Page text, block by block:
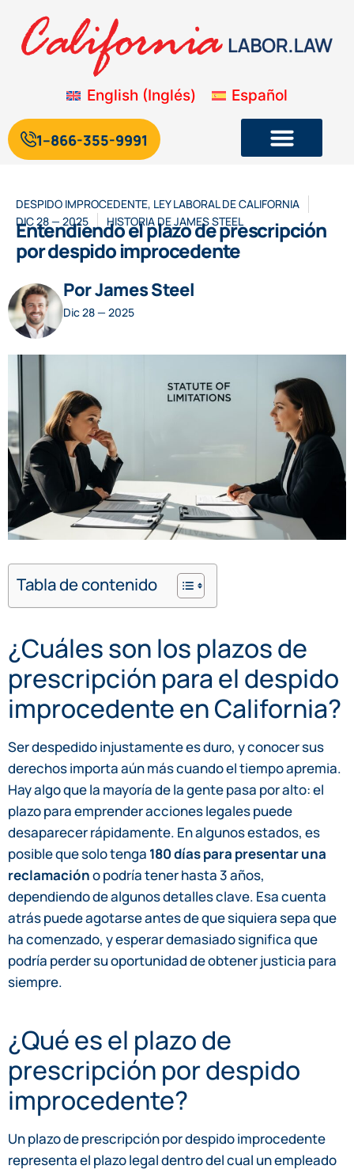
English (Inglés) Español
1--866-355-9991
DESPIDO IMPROCEDENTE, LEY LABORAL DE CALIFORNIA
DIC 28 — 2025
HISTORIA DEJAMES STEEL
Entendiendo el plazo de prescripción
por despido improcedente
Por James Steel
Dic 28 — 2025
Tabla de contenido
¿Cuáles son los plazos de
prescripción para el despido
improcedente en California?
Ser despedido injustamente es duro, y conocer sus
derechos importa aún más cuando el tiempo apremia.
Hay algo que la mayoría de la gente pasa por alto: el
plazo para emprender acciones legales puede
desaparecer rápidamente. En algunos estados, es
posible que solo tenga 180 días para presentar una
reclamacióno podría tener hasta 3 años,
dependiendo de algunos detalles clave. Esa cuenta
atrás puede agotarse antes de que siquiera sepa que
ha comenzado, y esperar demasiado significa que
podría perder su oportunidad de obtener justicia para
siempre.
¿Qué es el plazo de
prescripción por despido
improcedente?
Un plazo de prescripción por despido improcedente
representa el plazo legal dentro del cual un empleado